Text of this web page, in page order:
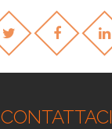
CONTATTACI